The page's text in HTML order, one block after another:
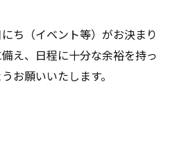
ち（イベント等）がお決まり
え、日程に十分な余裕を持っ
お願いいたします。